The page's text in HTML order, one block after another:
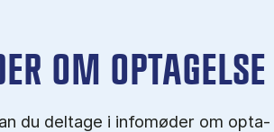
OM OP­TA­GEL­SE
du del­tage i in­fo­mø­der om op­ta­